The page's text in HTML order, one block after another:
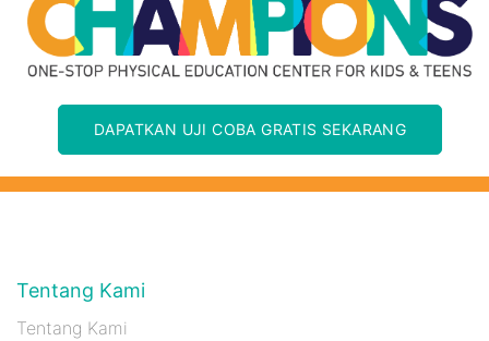
DAPATKAN UJI COBA GRATIS SEKARANG
Tentang Kami
Tentang Kami